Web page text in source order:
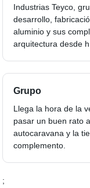
Industrias Teyco,
desarrollo,
aluminio y sus
arquitectura desde h
Grupo
Llega la hora de la
pasar un buen rato
autocaravana y la
complemento.
;